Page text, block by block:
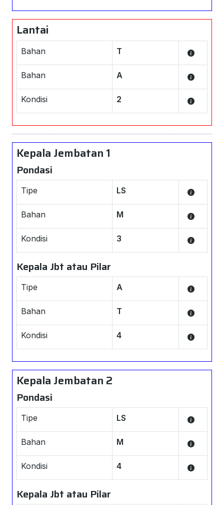
Lantai
Bahan T
Bahan A
Kondisi 2
Kepala Jembatan 1
Pondasi
Tipe LS
Bahan M
Kondisi 3
Kepala Jbt atau Pilar
Tipe A
Bahan T
Kondisi 4
Kepala Jembatan 2
Pondasi
Tipe LS
Bahan M
Kondisi 4
Kepala Jbt atau Pilar